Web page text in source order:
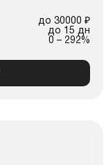
до 30000 ₽
до 15 дн
0 – 292%